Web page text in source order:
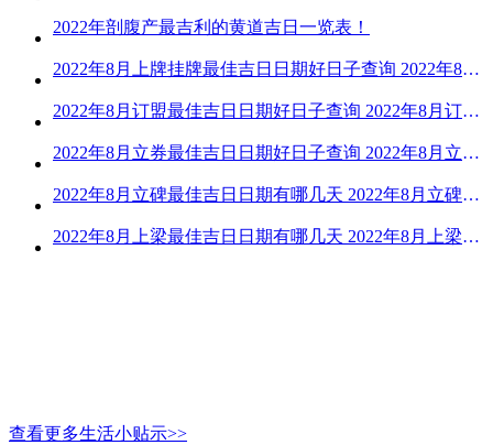
2022年剖腹产最吉利的黄道吉日一览表！
2022年8月上牌挂牌最佳吉日日期好日子查询 2022年8月上牌吉日精选
2022年8月订盟最佳吉日日期好日子查询 2022年8月订盟黄道吉日一览
2022年8月立券最佳吉日日期好日子查询 2022年8月立券的黄道吉日一览
2022年8月立碑最佳吉日日期有哪几天 2022年8月立碑吉日查询
2022年8月上梁最佳吉日日期有哪几天 2022年8月上梁的黄道吉日
查看更多生活小贴示>>